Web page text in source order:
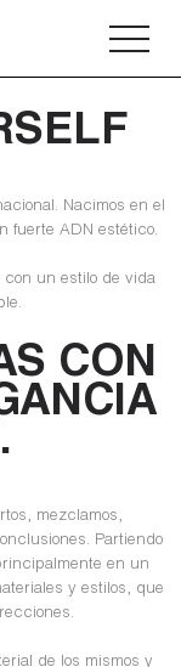
Nacimos en el
fuerte ADN estético.
con un estilo de vida
CON
mezclamos,
Partiendo
en un
y estilos, que
de los mismos y